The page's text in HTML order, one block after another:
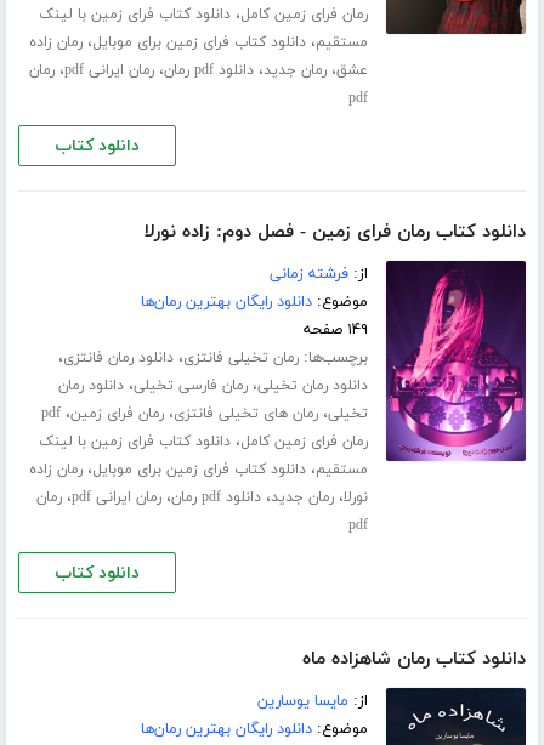
رمان فرای زمین کامل،دانلود کتاب فرای زمین با لینک
مستقیم،دانلود کتاب فرای زمین برای موبایل،رمان زاده
عشق،رمان جدید،دانلود pdf رمان ،رمان ایرانی pdf ،رمان
pdf
دانلود کتاب
دانلود کتاب رمان فرای زمین - فصل دوم: زاده نورلا
از:فرشته زمانی
موضوع:دانلود رایگان بهترین رمان‌ها
۱۴۹ صفحه
برچسب‌ها:رمان تخیلی فانتزی،دانلود رمان فانتزی،
دانلود رمان تخیلی،رمان فارسی تخیلی،دانلود رمان
تخیلی،رمان های تخیلی فانتزی،رمان فرای زمین،pdf
رمان فرای زمین کامل،دانلود کتاب فرای زمین با لینک
مستقیم،دانلود کتاب فرای زمین برای موبایل،رمان زاده
نورلا،رمان جدید،دانلود pdf رمان ،رمان ایرانی pdf ،رمان
pdf
دانلود کتاب
دانلود کتاب رمان شاهزاده ماه
از: مایسا یوسارین
موضوع:دانلود رایگان بهترین رمان‌ها